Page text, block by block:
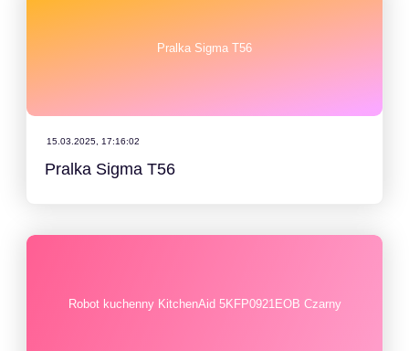
Pralka Sigma T56
15.03.2025, 17:16:02
Pralka Sigma T56
Robot kuchenny KitchenAid 5KFP0921EOB Czarny